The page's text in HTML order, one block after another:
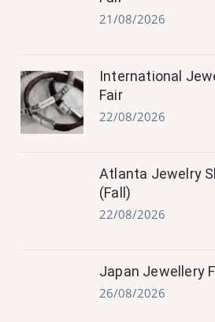
21/08/2026
International
Fair
22/08/2026
Atlanta Jewelry
(Fall)
22/08/2026
Japan Jewellery
26/08/2026